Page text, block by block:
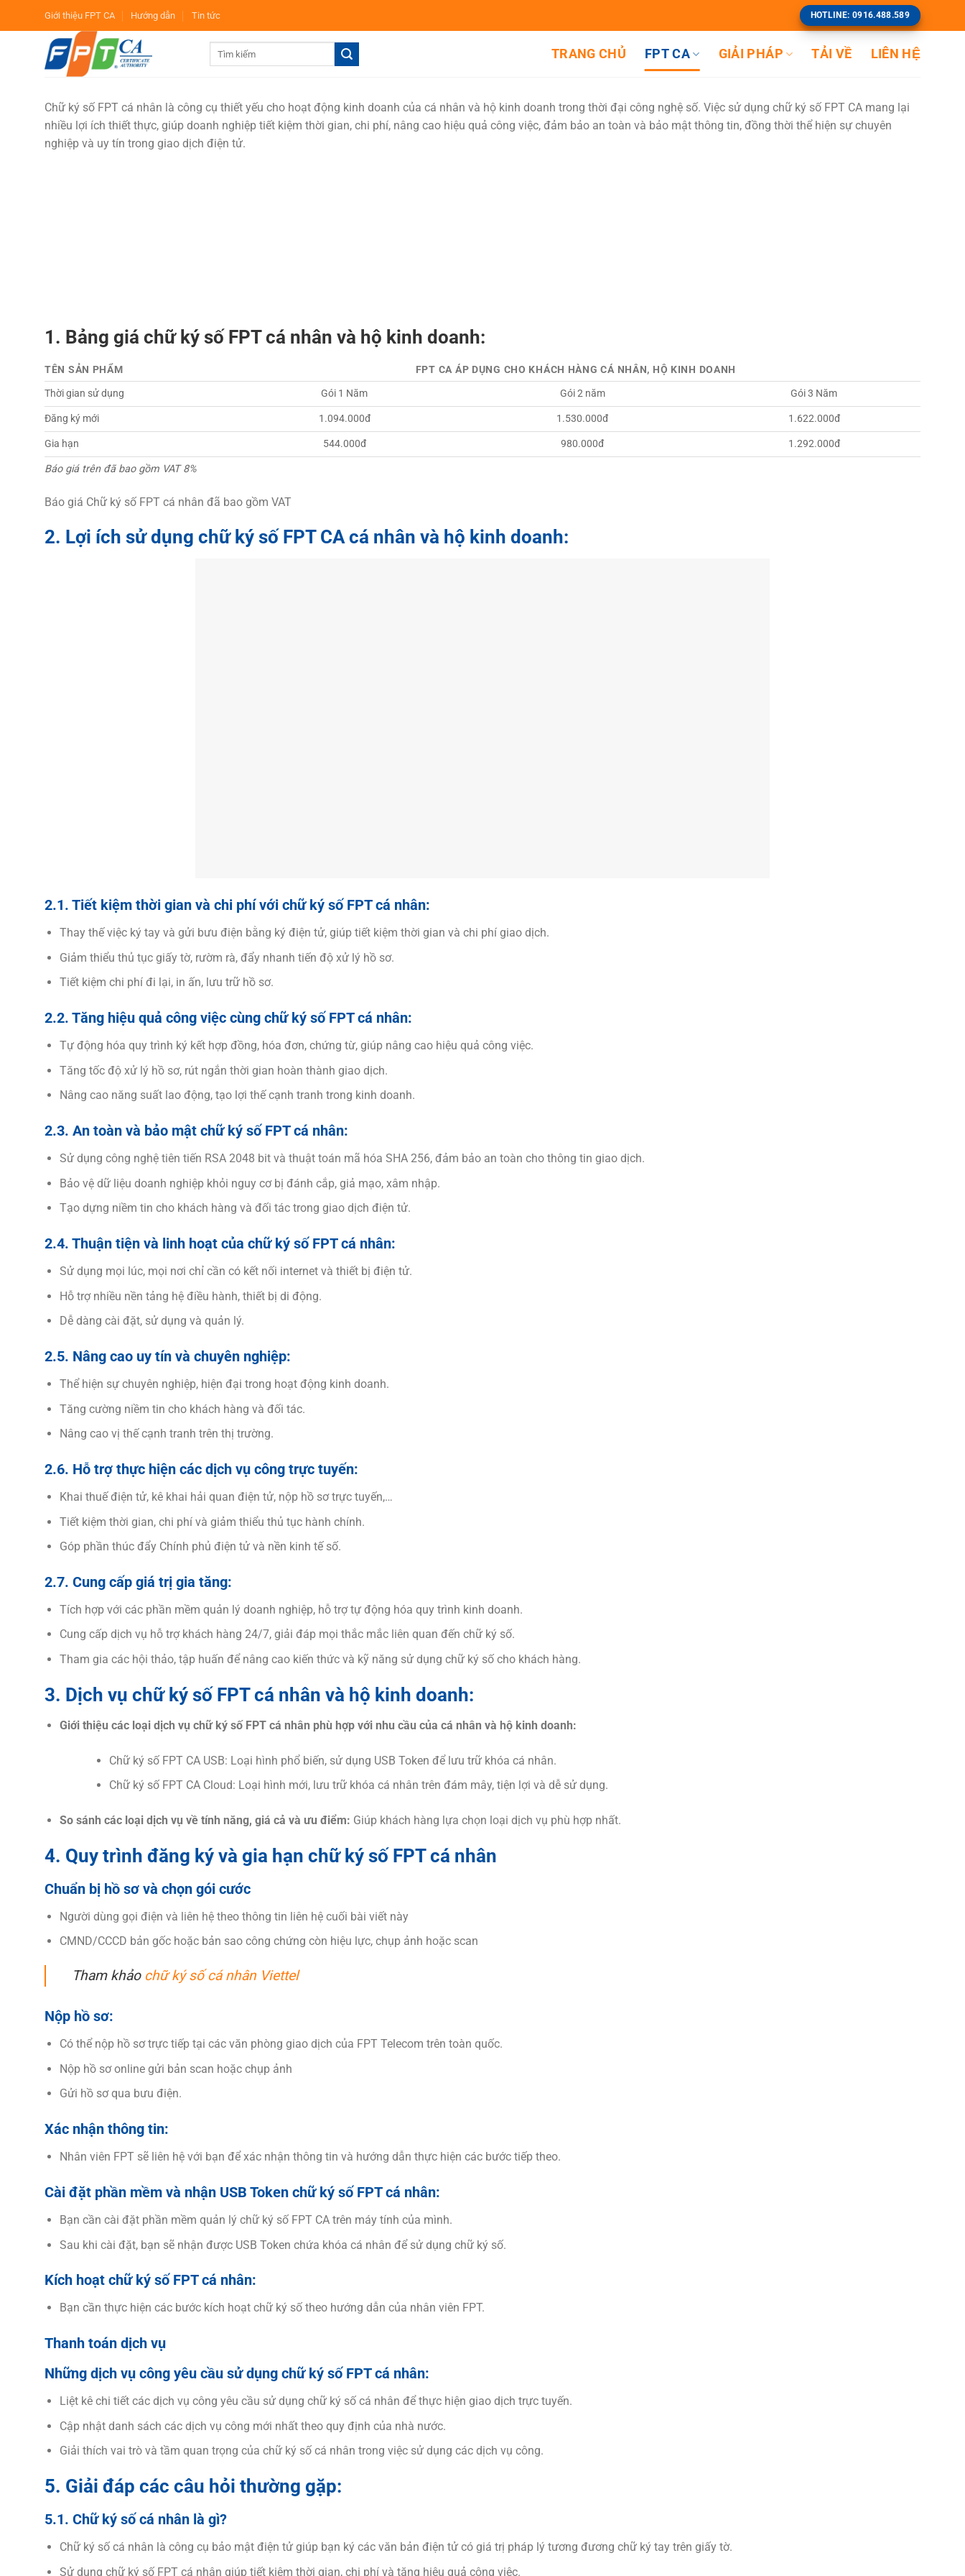
Giới thiệu FPT CA Hướng dẫn Tin tức HOTLINE: 0916.488.589
TRANG CHỦ FPT CA GIẢI PHÁP TẢI VỀ LIÊN HỆ
Chữ ký số FPT cá nhân là công cụ thiết yếu cho hoạt động kinh doanh của cá nhân và hộ kinh doanh trong thời đại công nghệ số. Việc sử dụng chữ ký số FPT CA mang lại
nhiều lợi ích thiết thực, giúp doanh nghiệp tiết kiệm thời gian, chi phí, nâng cao hiệu quả công việc, đảm bảo an toàn và bảo mật thông tin, đồng thời thể hiện sự chuyên
nghiệp và uy tín trong giao dịch điện tử.
1. Bảng giá chữ ký số FPT cá nhân và hộ kinh doanh:
TÊN SẢN PHẨM
FPT CA ÁP DỤNG CHO KHÁCH HÀNG CÁ NHÂN, HỘ KINH DOANH
Thời gian sử dụng
Gói 1 Năm Gói 2 năm Gói 3 Năm
Đăng ký mới 1.094.000đ 1.530.000đ 1.622.000đ
Gia hạn 544.000đ 980.000đ 1.292.000đ
Báo giá trên đã bao gồm VAT 8%
Báo giá Chữ ký số FPT cá nhân đã bao gồm VAT
2. Lợi ích sử dụng chữ ký số FPT CA cá nhân và hộ kinh doanh:
2.1. Tiết kiệm thời gian và chi phí với chữ ký số FPT cá nhân:
Thay thế việc ký tay và gửi bưu điện bằng ký điện tử, giúp tiết kiệm thời gian và chi phí giao dịch.
Giảm thiểu thủ tục giấy tờ, rườm rà, đẩy nhanh tiến độ xử lý hồ sơ.
Tiết kiệm chi phí đi lại, in ấn, lưu trữ hồ sơ.
2.2. Tăng hiệu quả công việc cùng chữ ký số FPT cá nhân:
Tự động hóa quy trình ký kết hợp đồng, hóa đơn, chứng từ, giúp nâng cao hiệu quả công việc.
Tăng tốc độ xử lý hồ sơ, rút ngắn thời gian hoàn thành giao dịch.
Nâng cao năng suất lao động, tạo lợi thế cạnh tranh trong kinh doanh.
2.3. An toàn và bảo mật chữ ký số FPT cá nhân:
Sử dụng công nghệ tiên tiến RSA 2048 bit và thuật toán mã hóa SHA 256, đảm bảo an toàn cho thông tin giao dịch.
Bảo vệ dữ liệu doanh nghiệp khỏi nguy cơ bị đánh cắp, giả mạo, xâm nhập.
Tạo dựng niềm tin cho khách hàng và đối tác trong giao dịch điện tử.
2.4. Thuận tiện và linh hoạt của chữ ký số FPT cá nhân:
Sử dụng mọi lúc, mọi nơi chỉ cần có kết nối internet và thiết bị điện tử.
Hỗ trợ nhiều nền tảng hệ điều hành, thiết bị di động.
Dễ dàng cài đặt, sử dụng và quản lý.
2.5. Nâng cao uy tín và chuyên nghiệp:
Thể hiện sự chuyên nghiệp, hiện đại trong hoạt động kinh doanh.
Tăng cường niềm tin cho khách hàng và đối tác.
Nâng cao vị thế cạnh tranh trên thị trường.
2.6. Hỗ trợ thực hiện các dịch vụ công trực tuyến:
Khai thuế điện tử, kê khai hải quan điện tử, nộp hồ sơ trực tuyến,…
Tiết kiệm thời gian, chi phí và giảm thiểu thủ tục hành chính.
Góp phần thúc đẩy Chính phủ điện tử và nền kinh tế số.
2.7. Cung cấp giá trị gia tăng:
Tích hợp với các phần mềm quản lý doanh nghiệp, hỗ trợ tự động hóa quy trình kinh doanh.
Cung cấp dịch vụ hỗ trợ khách hàng 24/7, giải đáp mọi thắc mắc liên quan đến chữ ký số.
Tham gia các hội thảo, tập huấn để nâng cao kiến thức và kỹ năng sử dụng chữ ký số cho khách hàng.
3. Dịch vụ chữ ký số FPT cá nhân và hộ kinh doanh:
Giới thiệu các loại dịch vụ chữ ký số FPT cá nhân phù hợp với nhu cầu của cá nhân và hộ kinh doanh:
Chữ ký số FPT CA USB: Loại hình phổ biến, sử dụng USB Token để lưu trữ khóa cá nhân.
Chữ ký số FPT CA Cloud: Loại hình mới, lưu trữ khóa cá nhân trên đám mây, tiện lợi và dễ sử dụng.
So sánh các loại dịch vụ về tính năng, giá cả và ưu điểm: Giúp khách hàng lựa chọn loại dịch vụ phù hợp nhất.
4. Quy trình đăng ký và gia hạn chữ ký số FPT cá nhân
Chuẩn bị hồ sơ và chọn gói cước
Người dùng gọi điện và liên hệ theo thông tin liên hệ cuối bài viết này
CMND/CCCD bản gốc hoặc bản sao công chứng còn hiệu lực, chụp ảnh hoặc scan
Tham khảo chữ ký số cá nhân Viettel
Nộp hồ sơ:
Có thể nộp hồ sơ trực tiếp tại các văn phòng giao dịch của FPT Telecom trên toàn quốc.
Nộp hồ sơ online gửi bản scan hoặc chụp ảnh
Gửi hồ sơ qua bưu điện.
Xác nhận thông tin:
Nhân viên FPT sẽ liên hệ với bạn để xác nhận thông tin và hướng dẫn thực hiện các bước tiếp theo.
Cài đặt phần mềm và nhận USB Token chữ ký số FPT cá nhân:
Bạn cần cài đặt phần mềm quản lý chữ ký số FPT CA trên máy tính của mình.
Sau khi cài đặt, bạn sẽ nhận được USB Token chứa khóa cá nhân để sử dụng chữ ký số.
Kích hoạt chữ ký số FPT cá nhân:
Bạn cần thực hiện các bước kích hoạt chữ ký số theo hướng dẫn của nhân viên FPT.
Thanh toán dịch vụ
Những dịch vụ công yêu cầu sử dụng chữ ký số FPT cá nhân:
Liệt kê chi tiết các dịch vụ công yêu cầu sử dụng chữ ký số cá nhân để thực hiện giao dịch trực tuyến.
Cập nhật danh sách các dịch vụ công mới nhất theo quy định của nhà nước.
Giải thích vai trò và tầm quan trọng của chữ ký số cá nhân trong việc sử dụng các dịch vụ công.
5. Giải đáp các câu hỏi thường gặp:
5.1. Chữ ký số cá nhân là gì?
Chữ ký số cá nhân là công cụ bảo mật điện tử giúp bạn ký các văn bản điện tử có giá trị pháp lý tương đương chữ ký tay trên giấy tờ.
Sử dụng chữ ký số FPT cá nhân giúp tiết kiệm thời gian, chi phí và tăng hiệu quả công việc.